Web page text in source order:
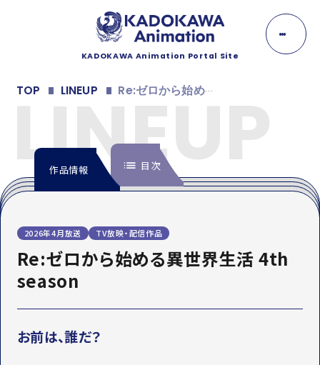
K
A
D
O
W
m
i
KADOKAWA Animation Portal Site
NEWS
EVENT
イベント
ラインナップ
MOVIE
TOP LINEUP Re:ゼロから始める異世界生活 4th season
LINEUP
作品情報 目次
INTRODUCTION
イントロダクション
ONDEMAND
映像
2026年4月放送 TV放映・配信作品
Re:ゼロから始める異世界生活 4th
season
お前は、誰だ？